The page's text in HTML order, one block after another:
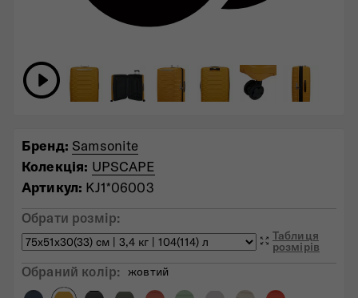
Бренд: Samsonite
Колекція: UPSCAPE
Артикул: KJ1*06003
Обрати розмір:
Таблиця
розмірів
Обраний колiр: жовтий